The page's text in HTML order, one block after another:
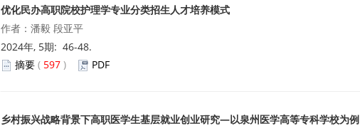
优化民办高职院校护理学专业分类招生人才培养模式
作者：潘毅 段亚平
2024年, 5期: 46-48.
摘要 ( 597 ) PDF
乡村振兴战略背景下高职医学生基层就业创业研究—以泉州医学高等专科学校为例